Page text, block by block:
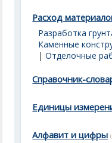
Расход
Разработка
Каменные
|Отделочные
Справочник-
Единицы
Алфавит и цифры